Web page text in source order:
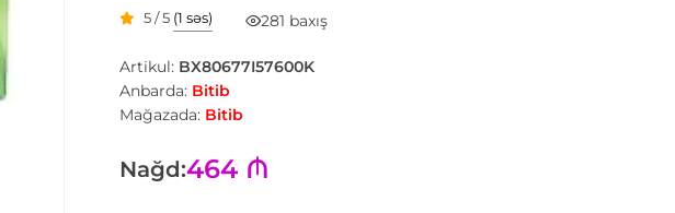
5 / 5 (1 səs) 281 baxış
Artikul: BX80677I57600K
Anbarda: Bitib
Mağazada: Bitib
Nağd:464 ₼